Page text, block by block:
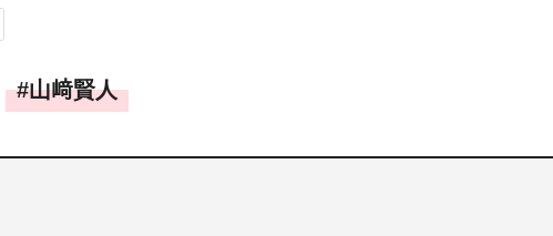
山﨑賢人